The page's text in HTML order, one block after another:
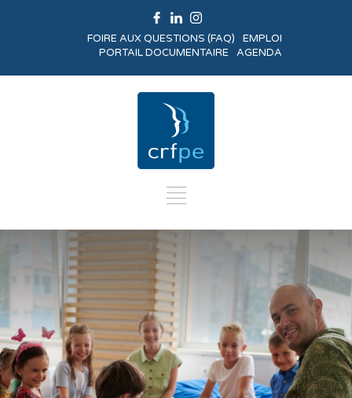
EMPLOI
FOIRE AUX QUESTIONS (FAQ)
AGENDA
PORTAIL DOCUMENTAIRE